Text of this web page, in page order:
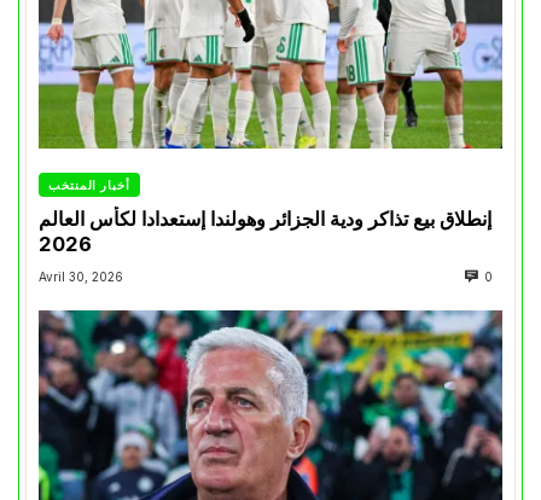
أخبار المنتخب
إنطلاق بيع تذاكر ودية الجزائر وهولندا إستعدادا لكأس العالم
2026
Avril 30, 2026 0